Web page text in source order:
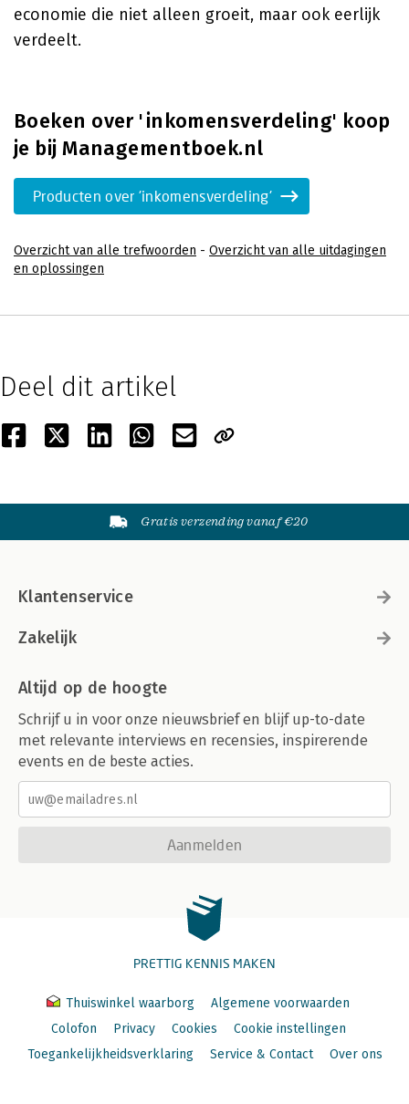
economie die niet alleen groeit, maar ook eerlijk
verdeelt.
Boeken over 'inkomensverdeling' koop
je bij Managementboek.nl
Producten over 'inkomensverdeling'
Overzicht van alle trefwoorden - Overzicht van alle uitdagingen
en oplossingen
Deel dit artikel
Gratis verzending vanaf €20
Klantenservice
Zakelijk
Altijd op de hoogte
Schrijf u in voor onze nieuwsbrief en blijf up-to-date
met relevante interviews en recensies, inspirerende
events en de beste acties.
Aanmelden
PRETTIG KENNIS MAKEN
Thuiswinkel waarborg
Algemene voorwaarden
Colofon
Privacy Cookies
Cookie instellingen
Toegankelijkheidsverklaring
Service & Contact Over ons